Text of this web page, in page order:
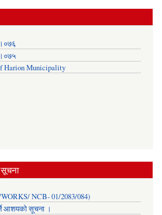
Harion Municipality
NCB- 01/2083/084)
आशयको सूचना ।